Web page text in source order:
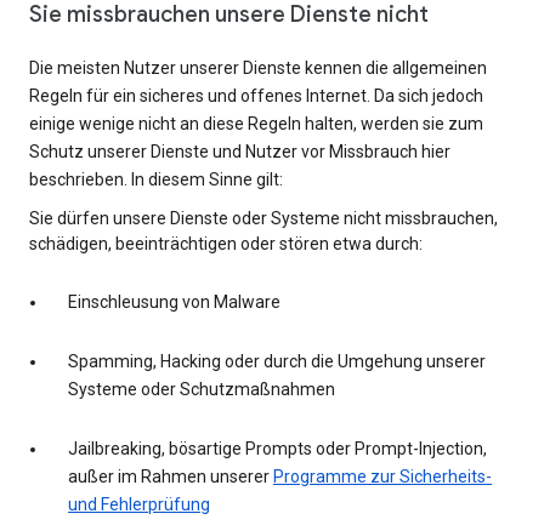
Sie missbrauchen unsere Dienste nicht
Die meisten Nutzer unserer Dienste kennen die allgemeinen
Regeln für ein sicheres und offenes Internet. Da sich jedoch
einige wenige nicht an diese Regeln halten, werden sie zum
Schutz unserer Dienste und Nutzer vor Missbrauch hier
beschrieben. In diesem Sinne gilt:
Sie dürfen unsere Dienste oder Systeme nicht missbrauchen,
schädigen, beeinträchtigen oder stören etwa durch:
Einschleusung von Malware
Spamming, Hacking oder durch die Umgehung unserer
Systeme oder Schutzmaßnahmen
Jailbreaking, bösartige Prompts oder Prompt-Injection,
außer im Rahmen unserer Programme zur Sicherheits-
und Fehlerprüfung